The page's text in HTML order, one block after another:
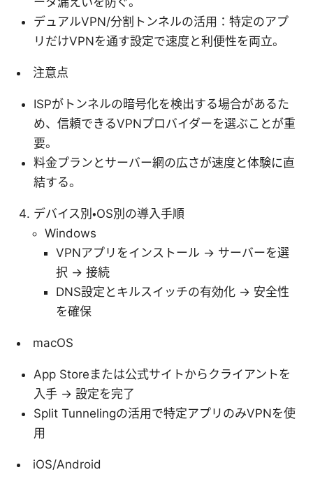
デュアルVPN/分割トンネルの活用：特定のアプ
リだけVPNを通す設定で速度と利便性を両立。
注意点
ISPがトンネルの暗号化を検出する場合があるた
め、信頼できるVPNプロバイダーを選ぶことが重
要。
料金プランとサーバー網の広さが速度と体験に直
結する。
デバイス別・OS別の導入手順
Windows
VPNアプリをインストール → サーバーを選
択 → 接続
DNS設定とキルスイッチの有効化 → 安全性
を確保
macOS
App Storeまたは公式サイトからクライアントを
入手 → 設定を完了
Split Tunnelingの活用で特定アプリのみVPNを使
用
iOS/Android